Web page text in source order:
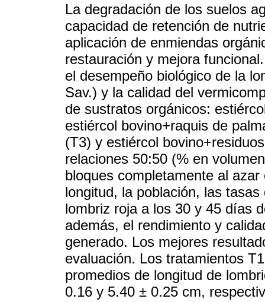
La degradación de los suelos
capacidad de retención de
aplicación de enmiendas
restauración y mejora
el desempeño biológico de la
Sav.) y la calidad del
de sustratos orgánicos:
estiércol bovino+raquis de
(T3) y estiércol
relaciones 50:50 (% en
bloques completamente al
longitud, la población, las
lombriz roja a los 30 y 45 días
además, el rendimiento y
generado. Los mejores
evaluación. Los tratamientos
promedios de longitud de
0.16 y 5.40 ± 0.25 cm,